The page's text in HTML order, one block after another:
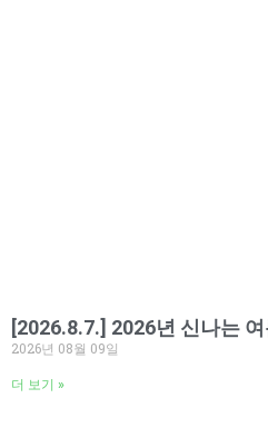
[2026.8.7.] 2026년 신나는
2026년 08월 09일
더 보기 »